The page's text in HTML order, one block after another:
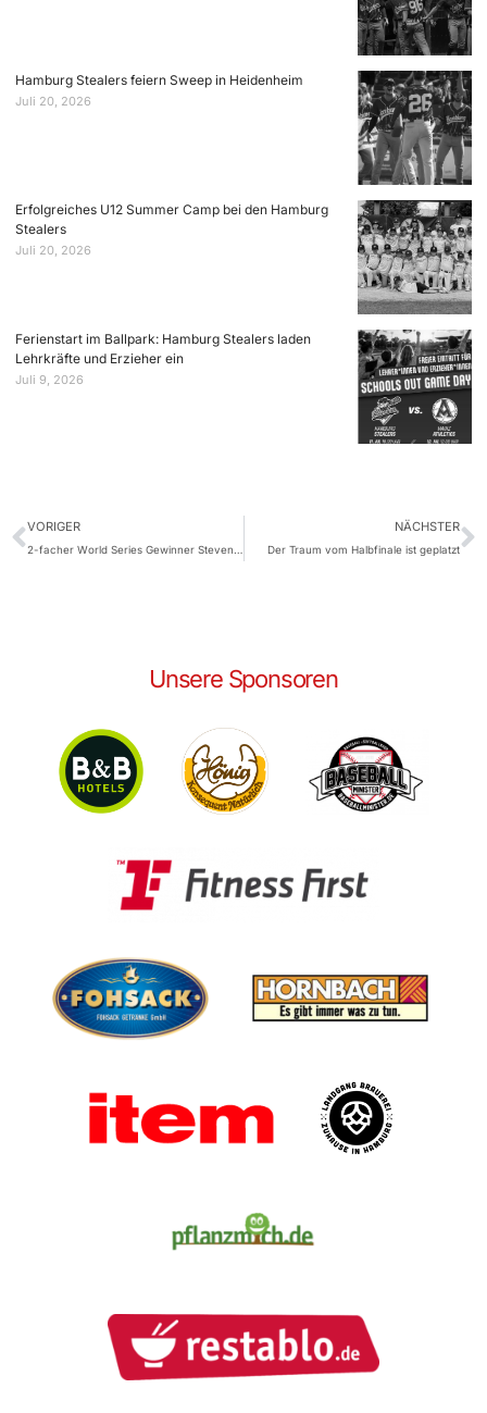
Hamburg Stealers feiern Sweep in Heidenheim
Juli 20, 2026
Erfolgreiches U12 Summer Camp bei den Hamburg
Stealers
Juli 20, 2026
Ferienstart im Ballpark: Hamburg Stealers laden
Lehrkräfte und Erzieher ein
Juli 9, 2026
VORIGER NÄCHSTER
Der Traum vom Halbfinale ist geplatzt
Unsere Sponsoren